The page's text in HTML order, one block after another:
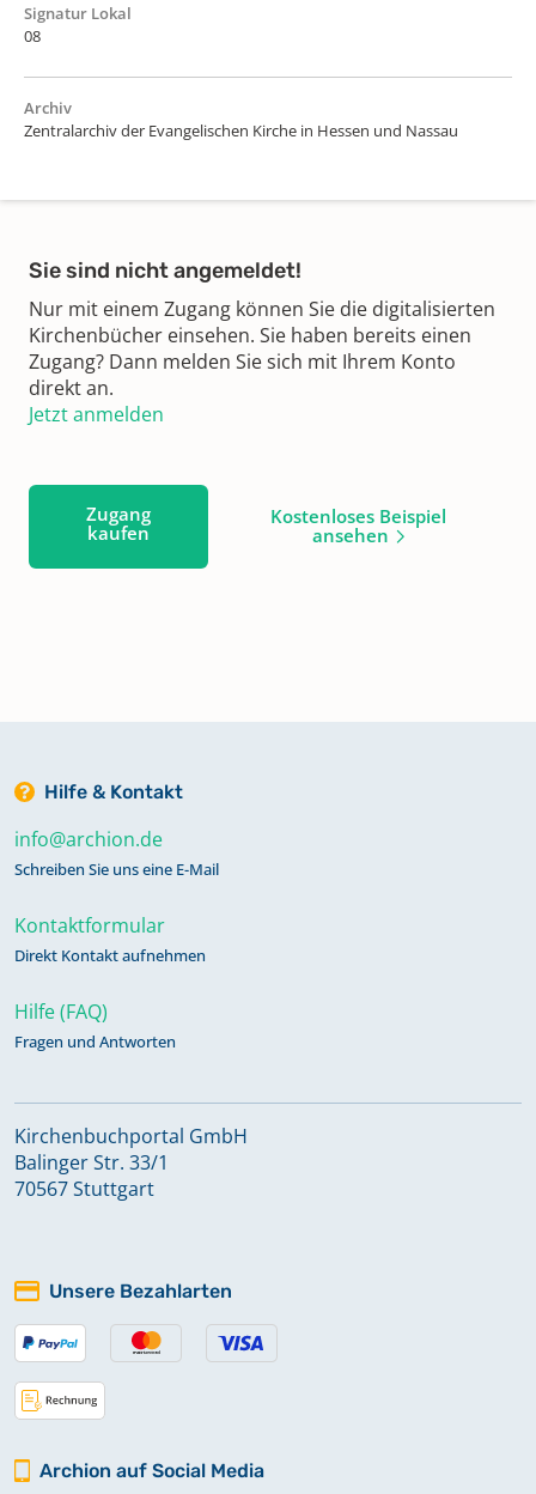
Signatur Lokal
08
Archiv
Zentralarchiv der Evangelischen Kirche in Hessen und Nassau
Sie sind nicht angemeldet!
Nur mit einem Zugang können Sie die digitalisierten
Kirchenbücher einsehen. Sie haben bereits einen
Zugang? Dann melden Sie sich mit Ihrem Konto
direkt an.
Jetzt anmelden
Zugang
kaufen
Kostenloses Beispiel
ansehen
Hilfe & Kontakt
info@archion.de
Schreiben Sie uns eine E-Mail
Kontaktformular
Direkt Kontakt aufnehmen
Hilfe (FAQ)
Fragen und Antworten
Kirchenbuchportal GmbH
Balinger Str. 33/1
70567 Stuttgart
Unsere Bezahlarten
Archion auf Social Media